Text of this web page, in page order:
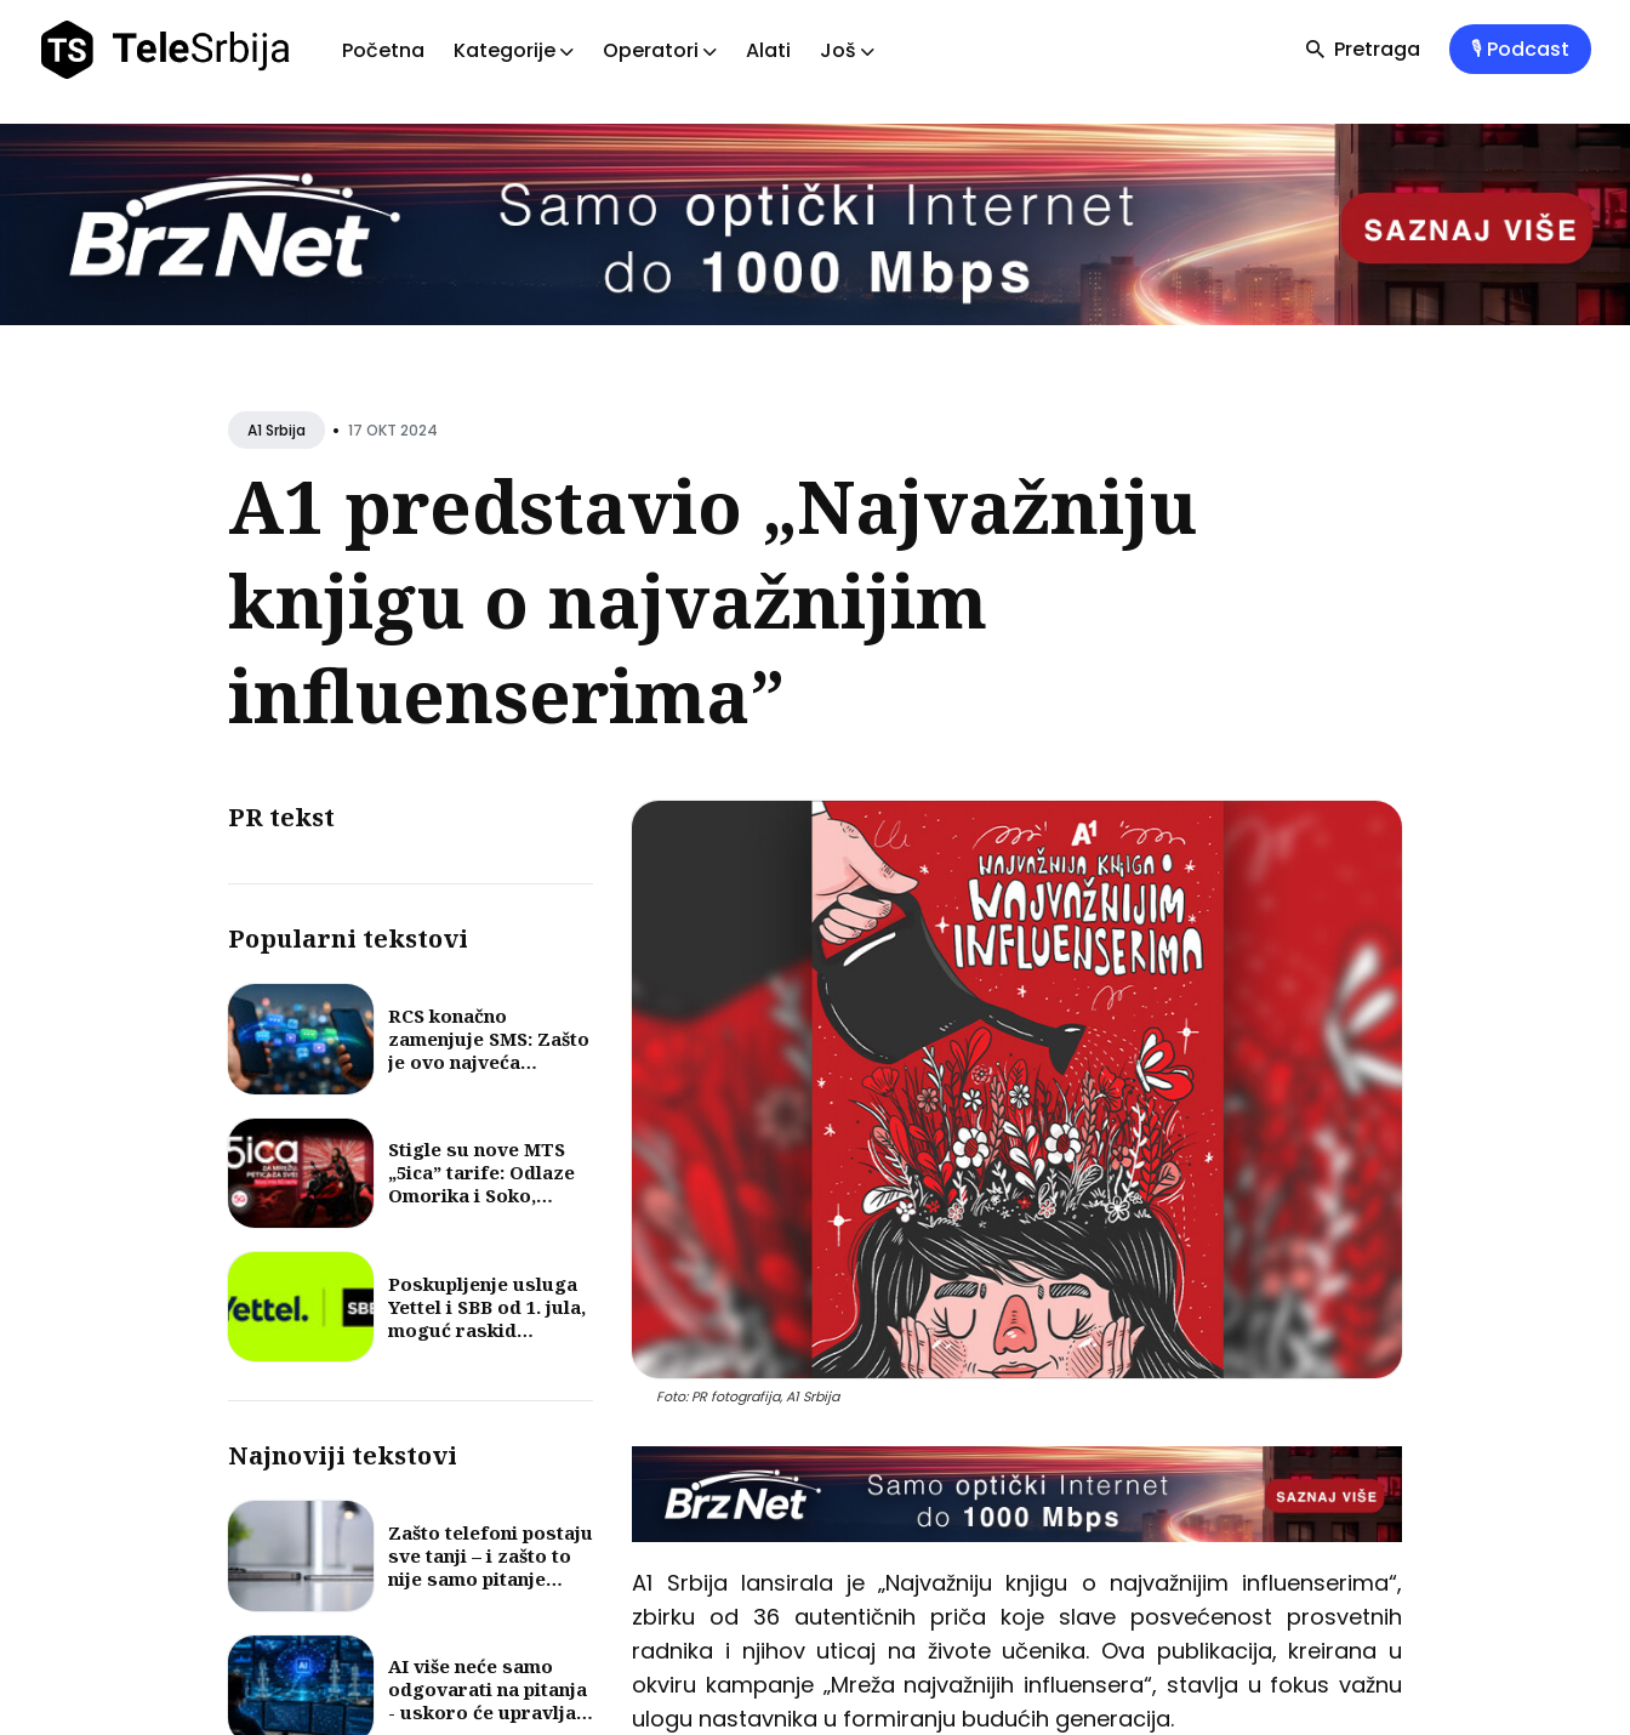
Početna Kategorije Operatori Alati Još Pretraga 🎙️ Podcast
Pretražite
tekstove
A1 Srbija • 17 OKT 2024
A1 predstavio „Najvažniju
knjigu o najvažnijim
influenserima”
PR tekst
Popularni tekstovi
RCS konačno
zamenjuje SMS: Zašto
je ovo najveća
Stigle su nove MTS
„5ica” tarife: Odlaze
Omorika i Soko,
Poskupljenje usluga
Yettel i SBB od 1. jula,
moguć raskid
Najnoviji tekstovi
Zašto telefoni postaju
sve tanji – i zašto to
nije samo pitanje
AI više neće samo
odgovarati na pitanja
- uskoro će upravljati
Foto: PR fotografija, A1 Srbija
A1 Srbija lansirala je „Najvažniju knjigu o najvažnijim influenserima“,
zbirku od 36 autentičnih priča koje slave posvećenost prosvetnih
radnika i njihov uticaj na živote učenika. Ova publikacija, kreirana u
okviru kampanje „Mreža najvažnijih influensera“, stavlja u fokus važnu
ulogu nastavnika u formiranju budućih generacija.